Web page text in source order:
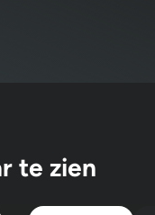
te zien